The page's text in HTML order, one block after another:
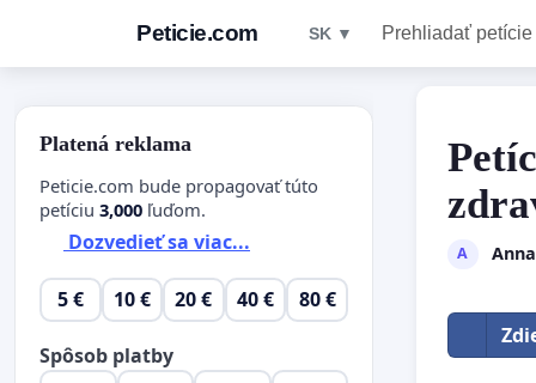
Peticie.com SK ▼ Prehliadať petície
A
Platená reklama
Peticie.com bude propagovať túto
petíciu 3,000 ľuďom.
Dozvedieť sa viac...
5 € 10 € 20 € 40 € 80 €
Spôsob platby